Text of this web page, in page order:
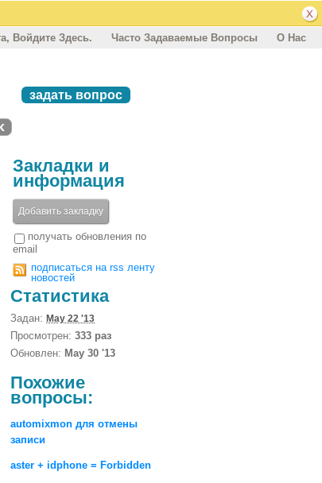
Войдите Здесь. Часто Задаваемые Вопросы О Нас
задать вопрос
Закладки и
информация
Добавить закладку
получать обновления по
email
подписаться на rss ленту
новостей
Статистика
Задан: May 22 '13
Просмотрен: 333 раз
Обновлен: May 30 '13
Похожие
вопросы:
automixmon для отмены
записи
aster + idphone = Forbidden